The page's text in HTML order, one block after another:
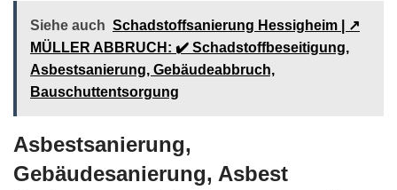
Siehe auch Schadstoffsanierung Hessigheim | ↗️
MÜLLER ABBRUCH: ✔️ Schadstoffbeseitigung,
Asbestsanierung, Gebäudeabbruch,
Bauschuttentsorgung
Asbestsanierung,
Gebäudesanierung, Asbest